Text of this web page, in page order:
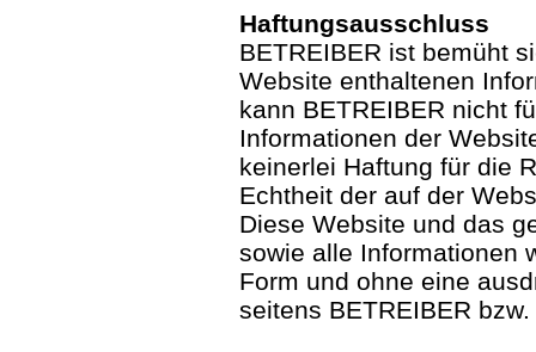
Haftungsausschluss
BETREIBER ist bemüht
Website enthaltenen
kann BETREIBER nicht
Informationen der
keinerlei Haftung für die
Echtheit der auf der
Diese Website und das
sowie alle Informationen
Form und ohne eine
seitens BETREIBER